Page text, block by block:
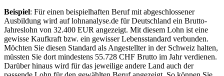
Beispiel: Für einen beispielhaften Beruf mit abgeschlossener
Ausbildung wird auf lohnanalyse.de für Deutschland ein Brutto-
Jahreslohn von 32.400 EUR angezeigt. Mit diesem Lohn ist eine
gewisse Kaufkraft bzw. ein gewisser Lebensstandard verbunden.
Möchten Sie diesen Standard als Angestellter in der Schweiz halten,
müssten Sie dort mindestens 55.728 CHF Brutto im Jahr verdienen.
Darüber hinaus wird für das jeweilige andere Land auch der